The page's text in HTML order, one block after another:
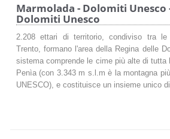
Marmolada - Dolomiti Unesco
Dolomiti Unesco
2.208 ettari di territorio, condiviso tra
Trento, formano l'area della Regina delle
sistema comprende le cime più alte di tutta
Penìa (con 3.343 m s.l.m è la montagna
UNESCO), e costituisce un insieme unico